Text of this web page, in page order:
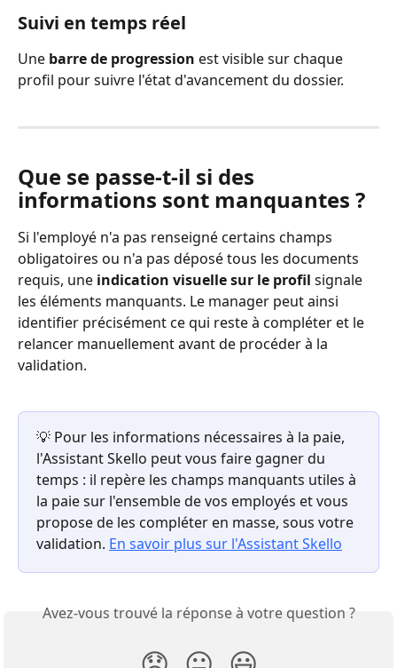
Suivi en temps réel
Une barre de progression est visible sur chaque
profil pour suivre l'état d'avancement du dossier.
Que se passe-t-il si des
informations sont manquantes ?
Si l'employé n'a pas renseigné certains champs
obligatoires ou n'a pas déposé tous les documents
requis, une indication visuelle sur le profil signale
les éléments manquants. Le manager peut ainsi
identifier précisément ce qui reste à compléter et le
relancer manuellement avant de procéder à la
validation.
💡 Pour les informations nécessaires à la paie,
l'Assistant Skello peut vous faire gagner du
temps : il repère les champs manquants utiles à
la paie sur l'ensemble de vos employés et vous
propose de les compléter en masse, sous votre
validation. En savoir plus sur l'Assistant Skello
Avez-vous trouvé la réponse à votre question ?